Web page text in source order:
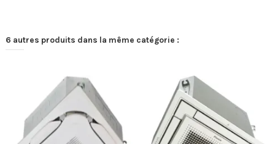
6 autres produits dans la même catégorie :